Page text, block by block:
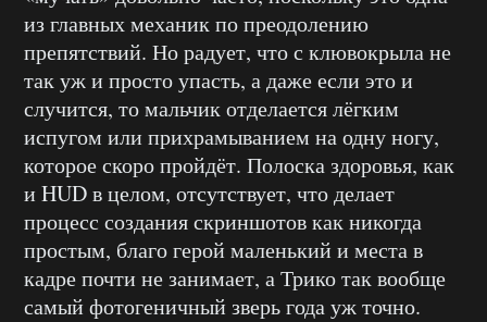
из главных механик по преодолению
препятствий. Но радует, что с клювокрыла не
так уж и просто упасть, а даже если это и
случится, то мальчик отделается лёгким
испугом или прихрамыванием на одну ногу,
которое скоро пройдёт. Полоска здоровья, как
и HUD в целом, отсутствует, что делает
процесс создания скриншотов как никогда
простым, благо герой маленький и места в
кадре почти не занимает, а Трико так вообще
самый фотогеничный зверь года уж точно.